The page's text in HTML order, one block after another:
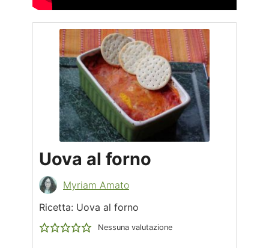
Uova al forno
Myriam Amato
Ricetta: Uova al forno
Nessuna valutazione